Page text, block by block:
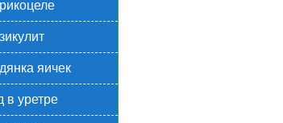
яичек
в уретре